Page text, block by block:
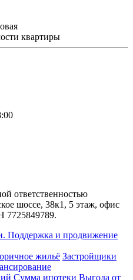
квартиры
ответственностью
шоссе, 38к1, 5 этаж, офис
7725849789.
Поддержка и продвижение
жильё Застройщики
Сумма ипотеки Выгода от